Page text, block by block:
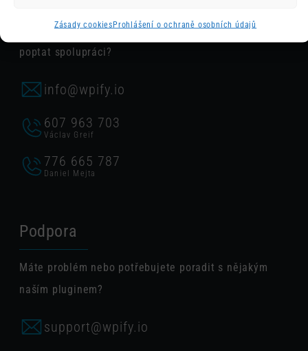
Zásady cookiesProhlášení o ochraně osobních údajů
Chcete konzultovat nějakou z našich služeb nebo
poptat spolupráci?
info@wpify.io
607 963 703
Václav Greif
776 665 787
Daniel Mejta
Podpora
Máte problém nebo potřebujete poradit s nějakým
naším pluginem?
support@wpify.io